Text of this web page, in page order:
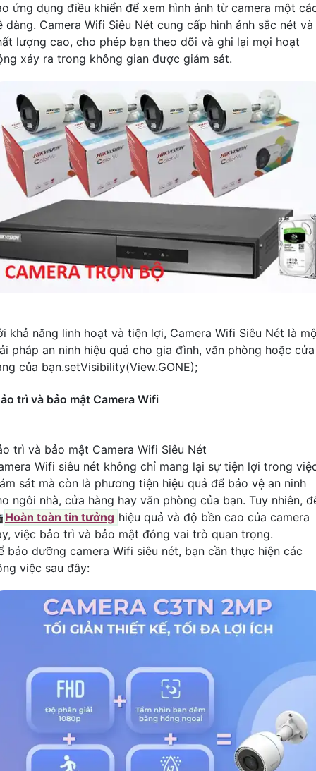
ứng dụng điều khiển để xem hình ảnh từ camera một
dàng. Camera Wifi Siêu Nét cung cấp hình ảnh sắc nét và
lượng cao, cho phép bạn theo dõi và ghi lại mọi hoạt
xảy ra trong không gian được giám sát.
khả năng linh hoạt và tiện lợi, Camera Wifi Siêu Nét là
pháp an ninh hiệu quả cho gia đình, văn phòng hoặc cửa
của bạn.setVisibility(View.GONE);
trì và bảo mật Camera Wifi
trì và bảo mật Camera Wifi Siêu Nét
Wifi siêu nét không chỉ mang lại sự tiện lợi trong
sát mà còn là phương tiện hiệu quả để bảo vệ an ninh
ngôi nhà, cửa hàng hay văn phòng của bạn. Tuy nhiên,
Hoàn toàn tin tưởng hiệu quả và độ bền cao của camera
việc bảo trì và bảo mật đóng vai trò quan trọng.
bảo dưỡng camera Wifi siêu nét, bạn cần thực hiện các
việc sau đây: